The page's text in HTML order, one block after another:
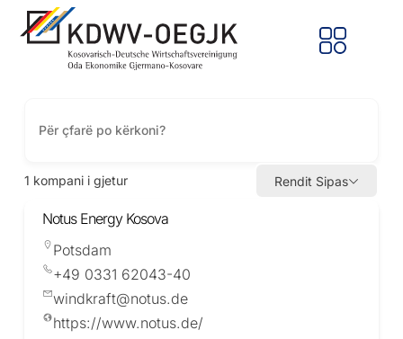
1 kompani i gjetur Rendit Sipas
Notus Energy Kosova
Potsdam
+49 0331 62043-40
windkraft@notus.de
https://www.notus.de/